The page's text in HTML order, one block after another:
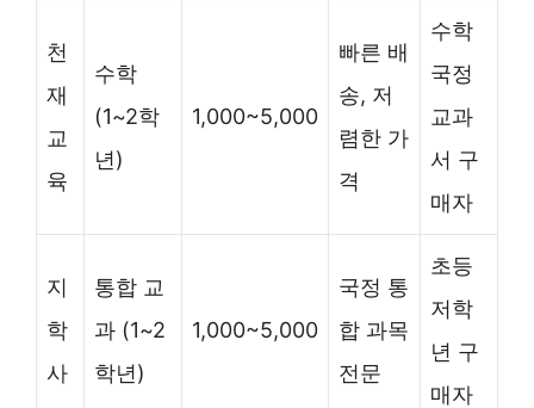
천
재
교
육
수학
(1~2학
년)
1,000~5,000
빠른 배
송, 저
렴한 가
격
수학
국정
교과
서 구
매자
지
학
사
통합 교
과 (1~2
학년)
1,000~5,000
국정 통
합 과목
전문
초등
저학
년 구
매자